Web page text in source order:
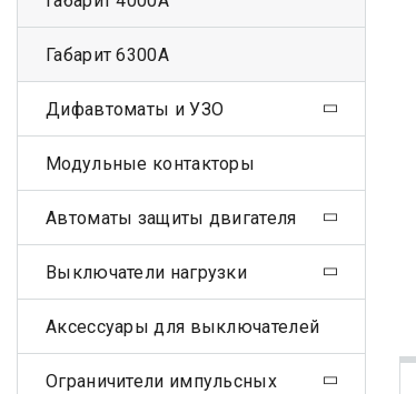
Габарит 6300А
Дифавтоматы и УЗО
Модульные контакторы
Автоматы защиты двигателя
Выключатели нагрузки
Аксессуары для выключателей
Ограничители импульсных